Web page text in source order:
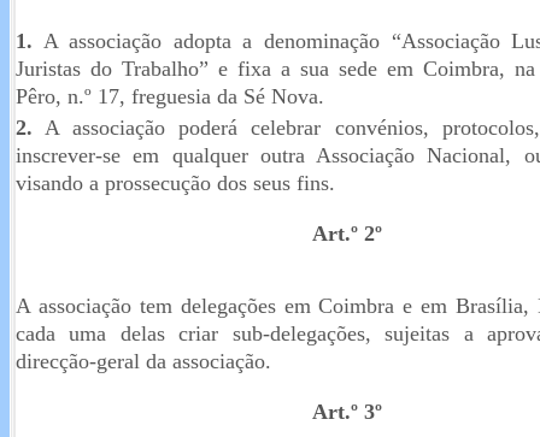
1. A associação adopta a denominação “Associação
Juristas do Trabalho” e fixa a sua sede em Coimbra, na
Pêro, n.º 17, freguesia da Sé Nova.
2. A associação poderá celebrar convénios,
inscrever-se em qualquer outra Associação Nacional,
visando a prossecução dos seus fins.
Art.º 2º
A associação tem delegações em Coimbra e em Brasília,
cada uma delas criar sub-delegações, sujeitas a
direcção-geral da associação.
Art.º 3º